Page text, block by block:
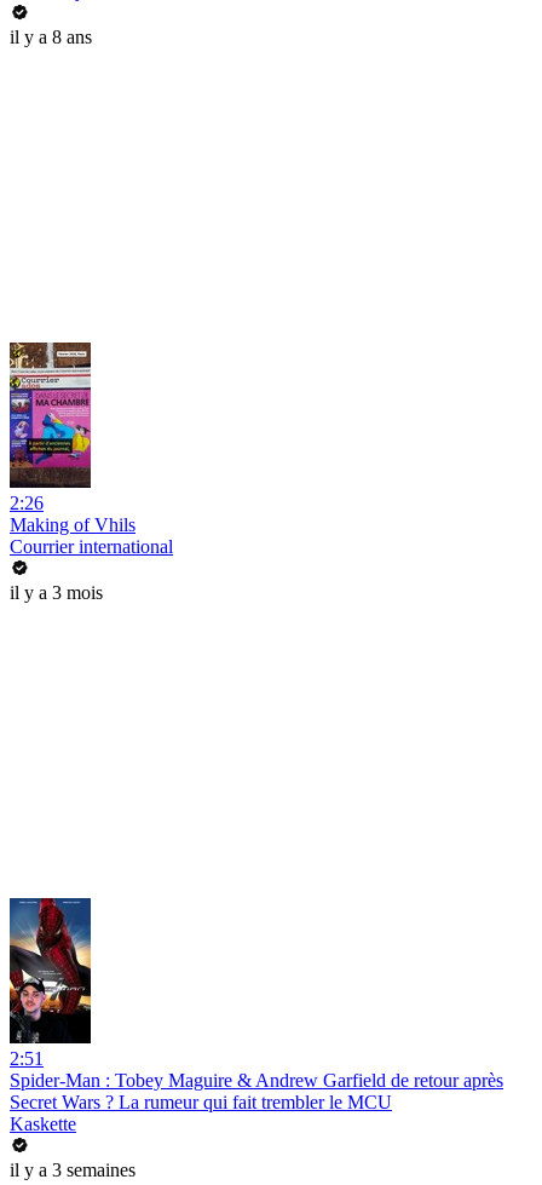
il y a 8 ans
2:26
Making of Vhils
Courrier international
il y a 3 mois
2:51
Spider-Man : Tobey Maguire & Andrew Garfield de retour après
Secret Wars ? La rumeur qui fait trembler le MCU
Kaskette
il y a 3 semaines